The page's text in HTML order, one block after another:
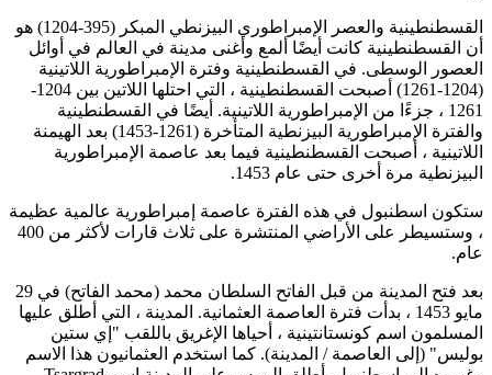
القسطنطينية والعصر الإمبراطوري البيزنطي المبكر (395-1204) هو
أن القسطنطينية كانت أيضًا ألمع وأغنى مدينة في العالم في أوائل
العصور الوسطى. في القسطنطينية وفترة الإمبراطورية اللاتينية
(1204-1261) أصبحت القسطنطينية ، التي احتلها اللاتين بين 1204-
1261 ، جزءًا من الإمبراطورية اللاتينية. أيضًا في القسطنطينية
والفترة الإمبراطورية البيزنطية المتأخرة (1261-1453) بعد الهيمنة
اللاتينية ، أصبحت القسطنطينية فيما بعد عاصمة الإمبراطورية
البيزنطية مرة أخرى حتى عام 1453.
ستكون اسطنبول في هذه الفترة عاصمة إمبراطورية عالمية عظيمة
، وستسيطر على الأراضي المنتشرة على ثلاث قارات لأكثر من 400
عام.
بعد فتح المدينة من قبل الفاتح السلطان محمد (محمد الفاتح) في 29
مايو 1453 ، بدأت فترة العاصمة العثمانية. المدينة ، التي أطلق عليها
المسلمون اسم كونستانتينية ، أحياها الإغريق باللقب "إي ستين
بوليس" (إلى العاصمة / المدينة). كما استخدم العثمانيون هذا الاسم